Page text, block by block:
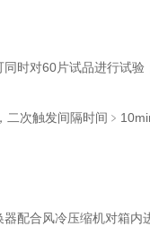
时对60片试品进行试验
次触发间隔时间
配合风冷压缩机对箱内